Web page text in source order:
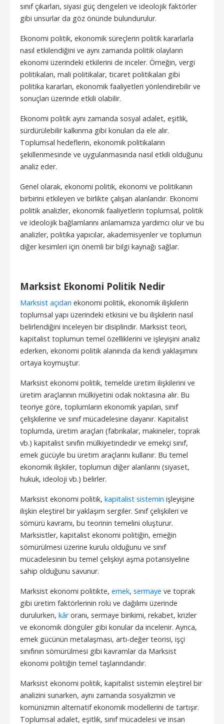
sınıf çıkarları, siyasi güç dengeleri ve ideolojik faktörler
gibi unsurlar da göz önünde bulundurulur.
Ekonomi politik, ekonomik süreçlerin politik kararlarla
nasıl etkilendiğini ve aynı zamanda politik olayların
ekonomi üzerindeki etkilerini de inceler. Örneğin, vergi
politikaları, mali politikalar, ticaret politikaları gibi
politika kararları, ekonomik faaliyetleri yönlendirebilir ve
sonuçları üzerinde etkili olabilir.
Ekonomi politik aynı zamanda sosyal adalet, eşitlik,
sürdürülebilir kalkınma gibi konuları da ele alır.
Toplumsal hedeflerin, ekonomik politikaların
şekillenmesinde ve uygulanmasında nasıl etkili olduğunu
analiz eder.
Genel olarak, ekonomi politik, ekonomi ve politikanın
birbirini etkileyen ve birlikte çalışan alanlarıdır. Ekonomi
politik analizler, ekonomik faaliyetlerin toplumsal, politik
ve ideolojik bağlamlarını anlamamıza yardımcı olur ve bu
analizler, politika yapıcılar, akademisyenler ve toplumun
diğer kesimleri için önemli bir bilgi kaynağı sağlar.
Marksist Ekonomi Politik Nedir
Marksist açıdan ekonomi politik, ekonomik ilişkilerin
toplumsal yapı üzerindeki etkisini ve bu ilişkilerin nasıl
belirlendiğini inceleyen bir disiplindir. Marksist teori,
kapitalist toplumun temel özelliklerini ve işleyişini analiz
ederken, ekonomi politik alanında da kendi yaklaşımını
ortaya koymuştur.
Marksist ekonomi politik, temelde üretim ilişkilerini ve
üretim araçlarının mülkiyetini odak noktasına alır. Bu
teoriye göre, toplumların ekonomik yapıları, sınıf
çelişkilerine ve sınıf mücadelesine dayanır. Kapitalist
toplumda, üretim araçları (fabrikalar, makineler, toprak
vb.) kapitalist sınıfın mülkiyetindedir ve emekçi sınıf,
emek gücüyle bu üretim araçlarını kullanır. Bu temel
ekonomik ilişkiler, toplumun diğer alanlarını (siyaset,
hukuk, ideoloji vb.) belirler.
Marksist ekonomi politik, kapitalist sistemin işleyişine
ilişkin eleştirel bir yaklaşım sergiler. Sınıf çelişkileri ve
sömürü kavramı, bu teorinin temelini oluşturur.
Marksistler, kapitalist ekonomi politiğin, emeğin
sömürülmesi üzerine kurulu olduğunu ve sınıf
mücadelesinin bu temel çelişkiyi aşma potansiyeline
sahip olduğunu savunur.
Marksist ekonomi politikte, emek, sermaye ve toprak
gibi üretim faktörlerinin rolü ve dağılımı üzerinde
durulurken, kâroranı, sermaye birikimi, rekabet, krizler
ve ekonomik döngüler gibi konular da incelenir. Ayrıca,
emek gücünün metalaşması, artı-değer teorisi, işçi
sınıfının sömürülmesi gibi kavramlar da Marksist
ekonomi politiğin temel taşlarındandır.
Marksist ekonomi politik, kapitalist sistemin eleştirel bir
analizini sunarken, aynı zamanda sosyalizmin ve
komünizmin alternatif ekonomik modellerini de tartışır.
Toplumsal adalet, eşitlik, sınıf mücadelesi ve insan